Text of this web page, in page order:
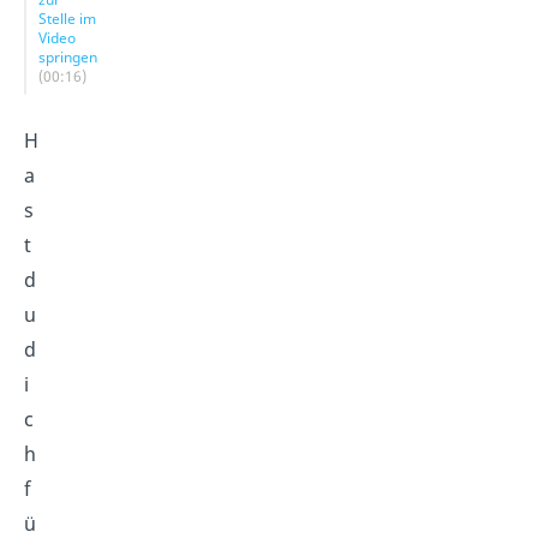
Stelle im
Video
springen
(00:16)
H
a
s
t
d
u
d
i
c
h
f
ü